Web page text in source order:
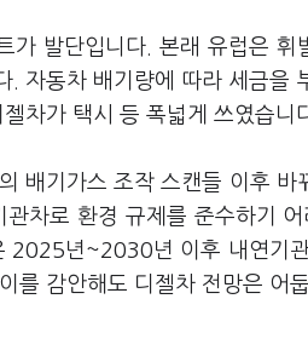
가 발단입니다. 본래 유럽은
. 자동차 배기량에 따라 세금을
차가 택시 등 폭넓게 쓰였습니
배기가스 조작 스캔들 이후
차로 환경 규제를 준수하기
2025년~2030년 이후 내연기
를 감안해도 디젤차 전망은 어